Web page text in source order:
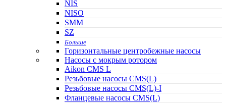
NIS
NISO
SMM
SZ
Больше
Горизонтальные центробежные насосы
Насосы с мокрым ротором
Aikon CMS L
Резьбовые насосы CMS(L)
Резьбовые насосы CMS(L)-I
Фланцевые насосы CMS(L)